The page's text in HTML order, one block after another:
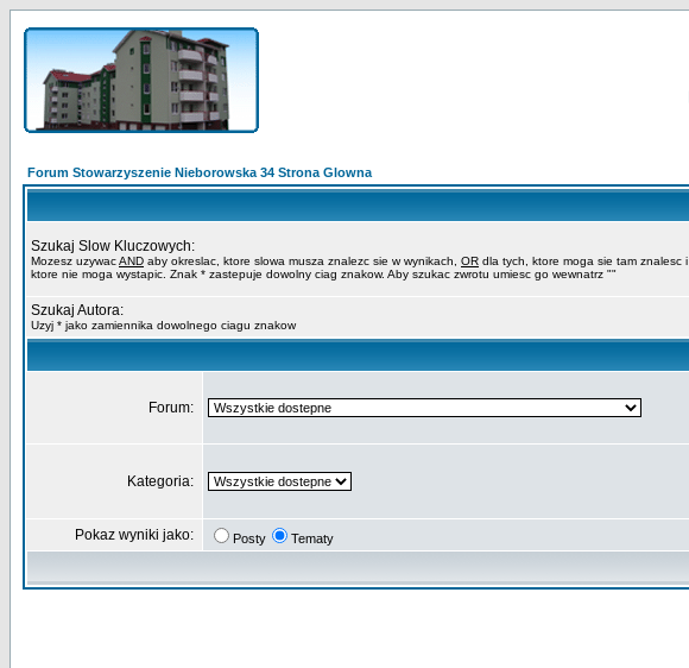
Forum Stowarzyszenie Nieborowska 34 Strona Glowna
Szukaj Slow Kluczowych:
Mozesz uzywacAND aby okreslac, ktore slowa musza znalezc sie w wynikach, OR dla tych, ktore moga sie tam znalesc i
ktore nie moga wystapic. Znak * zastepuje dowolny ciag znakow. Aby szukac zwrotu umiesc go wewnatrz ""
Szukaj Autora:
Uzyj * jako zamiennika dowolnego ciagu znakow
Forum:
Kategoria:
Pokaz wyniki jako: Posty Tematy